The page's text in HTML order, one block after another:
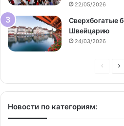
22/05/2026
Сверхбогатые
Швейцарию
24/03/2026
Новости по категориям: